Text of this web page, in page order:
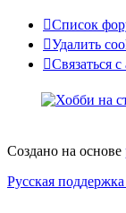
Список
Удалить
Связаться
Связаться с
Создано на основе
Русская